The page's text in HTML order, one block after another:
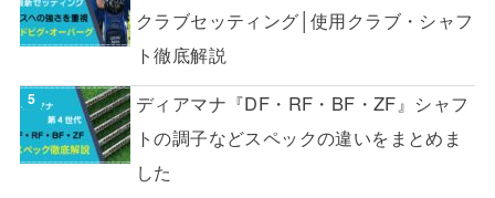
クラブセッティング│使用クラブ・シャフ
ト徹底解説
ディアマナ『DF・RF・BF・ZF』シャフ
トの調子などスペックの違いをまとめま
した